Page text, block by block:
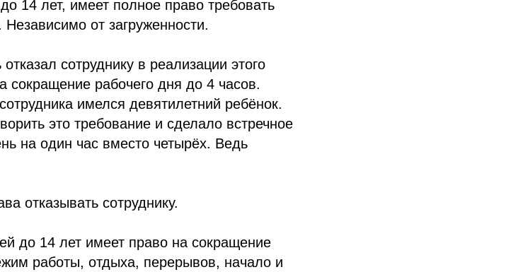
14 лет, имеет полное право требовать
от загруженности.
сотруднику в реализации этого
сокращение рабочего дня до 4 часов.
имелся девятилетний ребёнок.
это требование и сделало встречное
на один час вместо четырёх. Ведь
отказывать сотруднику.
до 14 лет имеет право на сокращение
работы, отдыха, перерывов, начало и